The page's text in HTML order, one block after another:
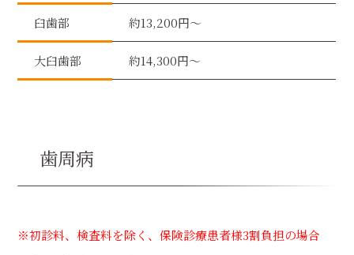
臼歯部 約13,200円〜
大臼歯部 約14,300円〜
歯周病
※初診料、検査料を除く、保険診療患者様3割負担の場合